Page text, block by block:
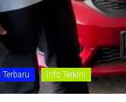
Terbaru Info Terkini